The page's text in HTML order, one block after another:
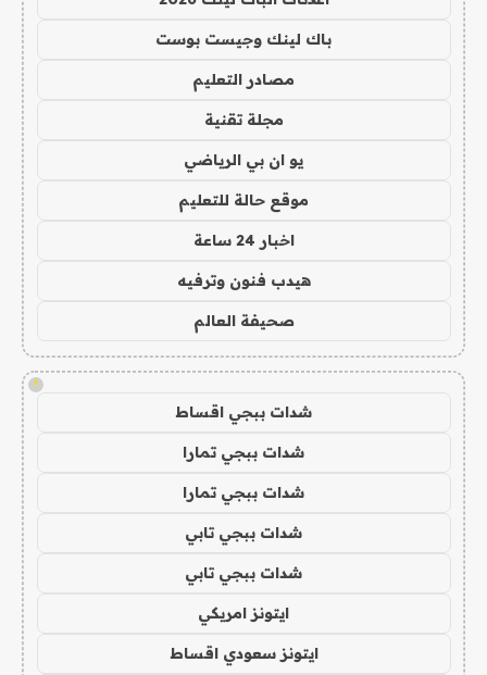
باك لينك وجيست بوست
مصادر التعليم
مجلة تقنية
يو ان بي الرياضي
موقع حالة للتعليم
اخبار 24 ساعة
هيدب فنون وترفيه
صحيفة العالم
!
شدات ببجي اقساط
شدات ببجي تمارا
شدات ببجي تمارا
شدات ببجي تابي
شدات ببجي تابي
ايتونز امريكي
ايتونز سعودي اقساط